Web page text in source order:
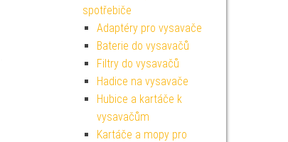
spotřebiče
Adaptéry pro vysavače
Baterie do vysavačů
Filtry do vysavačů
Hadice na vysavače
Hubice a kartáče k
vysavačům
Kartáče a mopy pro